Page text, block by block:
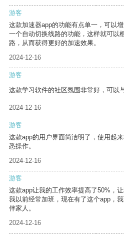
游客
这款加速器app的功能有点单一，可以
一个自动切换线路的功能，这样就可以
路，从而获得更好的加速效果。
2024-12-16
游客
这款学习软件的社区氛围非常好，可以
2024-12-16
游客
这款app的用户界面简洁明了，使用起
悉操作。
2024-12-16
游客
这款app让我的工作效率提高了50%，
我以前经常加班，现在有了这个app，
伴家人。
2024-12-16